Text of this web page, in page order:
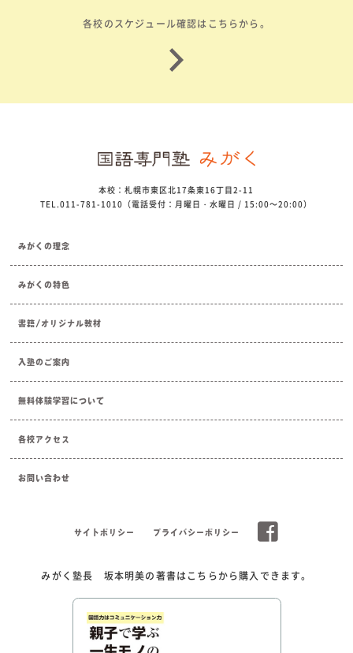
各校のスケジュール確認はこちらから。
本校：札幌市東区北17条東16丁目2-11
TEL.011-781-1010（電話受付：月曜日・水曜日 / 15:00～20:00）
みがくの理念
みがくの特色
書籍/オリジナル教材
入塾のご案内
無料体験学習について
各校アクセス
お問い合わせ
サイトポリシー プライバシーポリシー
みがく塾長 坂本明美の著書はこちらから購入できます。